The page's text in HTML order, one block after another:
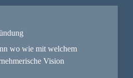
wo wie mit welchem
Vision